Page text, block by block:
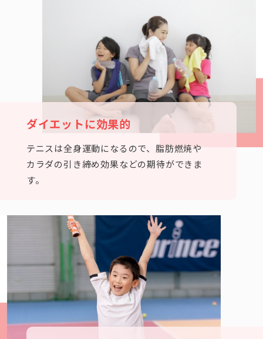
ダイエットに効果的
テニスは全身運動になるので、脂肪燃焼や
カラダの引き締め効果などの期待ができま
す。